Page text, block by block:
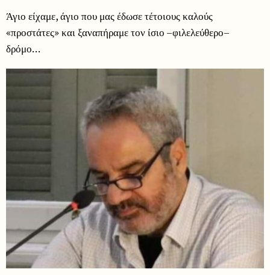
Άγιο είχαμε, άγιο που μας έδωσε τέτοιους καλούς
«προστάτες» και ξαναπήραμε τον ίσιο –φιλελεύθερο–
δρόμο…